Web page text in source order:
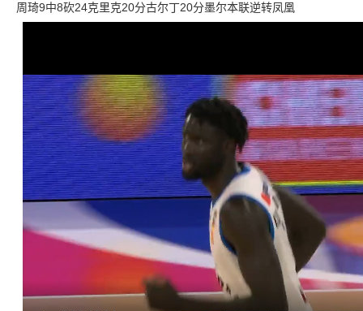
周琦9中8砍24克里克20分古尔丁20分墨尔本联逆转凤凰